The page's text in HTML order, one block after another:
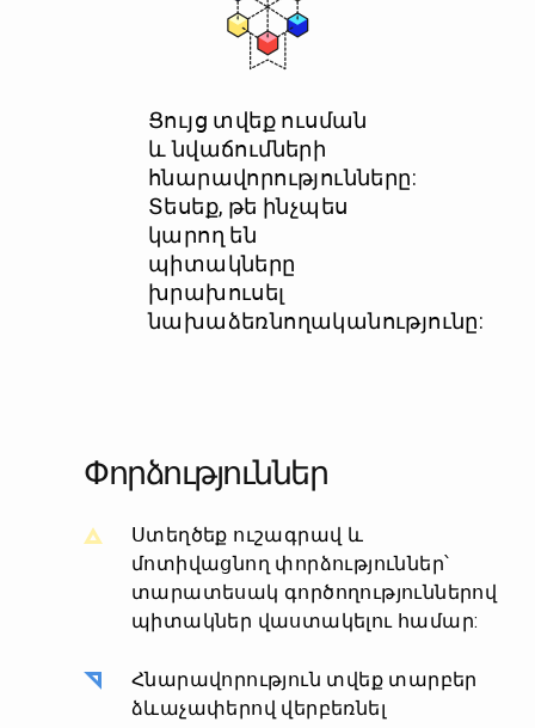
Ցույց տվեք ուսման
և նվաճումների
հնարավորությունները:
Տեսեք, թե ինչպես
կարող են
պիտակները
խրախուսել
նախաձեռնողականությունը:
Փորձություններ
Ստեղծեք ուշագրավ և
մոտիվացնող փորձություններ՝
տարատեսակ գործողություններով
պիտակներ վաստակելու համար:
Հնարավորություն տվեք տարբեր
ձևաչափերով վերբեռնել